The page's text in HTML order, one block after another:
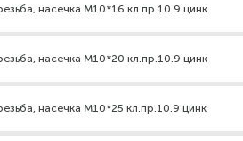
насечка М10*16 кл.пр.10.9 цинк
насечка М10*20 кл.пр.10.9 цинк
насечка М10*25 кл.пр.10.9 цинк